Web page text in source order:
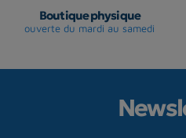
Boutique physique
ouverte du mardi au samedi